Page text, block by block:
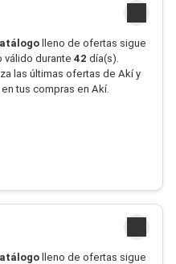
lleno de ofertas sigue
válido durante 42 día(s).
las últimas ofertas de Akí y
en tus compras en Akí.
lleno de ofertas sigue